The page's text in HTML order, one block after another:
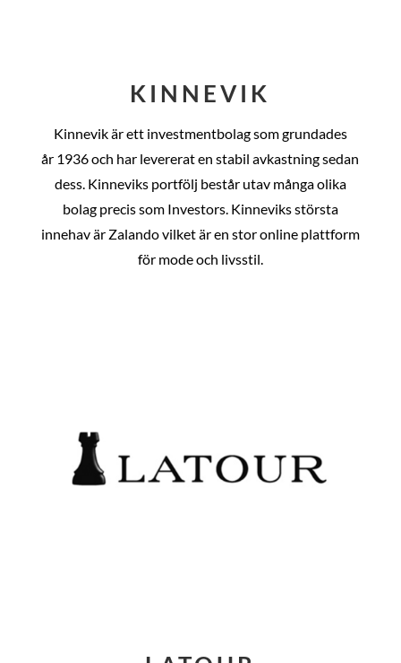
KINNEVIK
Kinnevik är ett investmentbolag som grundades
år 1936 och har levererat en stabil avkastning sedan
dess. Kinneviks portfölj består utav många olika
bolag precis som Investors. Kinneviks största
innehav är Zalando vilket är en stor online plattform
för mode och livsstil.